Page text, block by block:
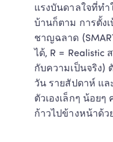
แรงบันดาลใจที่ท
บ้านก็ตาม การตั้ง
ชาญฉลาด
ได้, R = Realistic
กับความเป็นจริง)
วัน รายสัปดาห์ แล
ตัวเองเล็กๆ น้อย
ก้าวไปข้างหน้าด้ว